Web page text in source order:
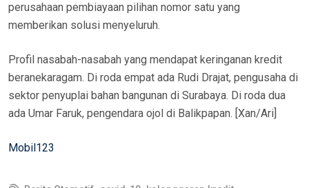
perusahaan pembiayaan pilihan nomor satu yang
memberikan solusi menyeluruh.
Profil nasabah-nasabah yang mendapat keringanan kredit
beranekaragam. Di roda empat ada Rudi Drajat, pengusaha di
sektor penyuplai bahan bangunan di Surabaya. Di roda dua
ada Umar Faruk, pengendara ojol di Balikpapan. [Xan/Ari]
Mobil123